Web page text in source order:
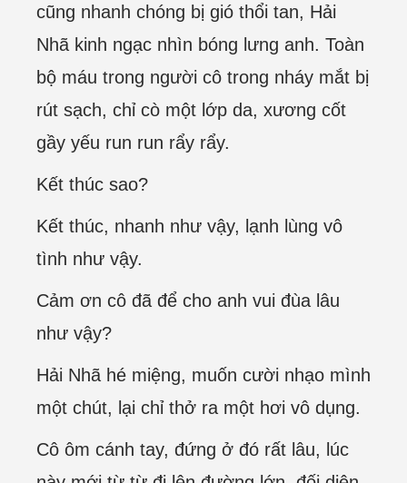
cũng nhanh chóng bị gió thổi tan, Hải
Nhã kinh ngạc nhìn bóng lưng anh. Toàn
bộ máu trong người cô trong nháy mắt bị
rút sạch, chỉ cò một lớp da, xương cốt
gầy yếu run run rẩy rẩy.
Kết thúc sao?
Kết thúc, nhanh như vậy, lạnh lùng vô
tình như vậy.
Cảm ơn cô đã để cho anh vui đùa lâu
như vậy?
Hải Nhã hé miệng, muốn cười nhạo mình
một chút, lại chỉ thở ra một hơi vô dụng.
Cô ôm cánh tay, đứng ở đó rất lâu, lúc